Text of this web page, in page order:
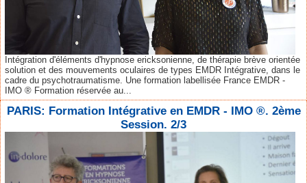
Intégration d'éléments d'hypnose ericksonienne, de thérapie brève orientée
solution et des mouvements oculaires de types EMDR Intégrative, dans le
cadre du psychotraumatisme. Une formation labellisée France EMDR -
IMO ® Formation réservée au...
PARIS: Formation Intégrative en EMDR - IMO ®. 2ème
Session. 2/3